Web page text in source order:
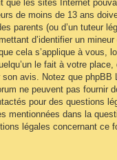
que les sites Internet
de moins de 13 ans
parents (ou d’un tuteur
d’identifier un
cela s’applique à vous,
le fait à votre
son avis. Notez que phpBB
ne peuvent pas fournir
pour des questions
mentionnées dans la
légales concernant ce